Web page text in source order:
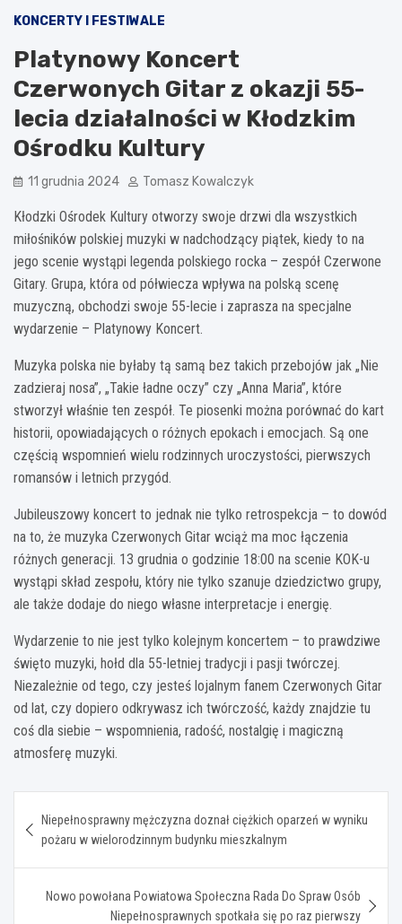
KONCERTY I FESTIWALE
Platynowy Koncert
Czerwonych Gitar z okazji 55-
lecia działalności w Kłodzkim
Ośrodku Kultury
11 grudnia 2024 Tomasz Kowalczyk
Kłodzki Ośrodek Kultury otworzy swoje drzwi dla wszystkich
miłośników polskiej muzyki w nadchodzący piątek, kiedy to na
jego scenie wystąpi legenda polskiego rocka – zespół Czerwone
Gitary. Grupa, która od półwiecza wpływa na polską scenę
muzyczną, obchodzi swoje 55-lecie i zaprasza na specjalne
wydarzenie – Platynowy Koncert.
Muzyka polska nie byłaby tą samą bez takich przebojów jak „Nie
zadzieraj nosa”, „Takie ładne oczy” czy „Anna Maria”, które
stworzył właśnie ten zespół. Te piosenki można porównać do kart
historii, opowiadających o różnych epokach i emocjach. Są one
częścią wspomnień wielu rodzinnych uroczystości, pierwszych
romansów i letnich przygód.
Jubileuszowy koncert to jednak nie tylko retrospekcja – to dowód
na to, że muzyka Czerwonych Gitar wciąż ma moc łączenia
różnych generacji. 13 grudnia o godzinie 18:00 na scenie KOK-u
wystąpi skład zespołu, który nie tylko szanuje dziedzictwo grupy,
ale także dodaje do niego własne interpretacje i energię.
Wydarzenie to nie jest tylko kolejnym koncertem – to prawdziwe
święto muzyki, hołd dla 55-letniej tradycji i pasji twórczej.
Niezależnie od tego, czy jesteś lojalnym fanem Czerwonych Gitar
od lat, czy dopiero odkrywasz ich twórczość, każdy znajdzie tu
coś dla siebie – wspomnienia, radość, nostalgię i magiczną
atmosferę muzyki.
wpisu
Niepełnosprawny mężczyzna doznał ciężkich oparzeń w wyniku
pożaru w wielorodzinnym budynku mieszkalnym
Nowo powołana Powiatowa Społeczna Rada Do Spraw Osób
Niepełnosprawnych spotkała się po raz pierwszy